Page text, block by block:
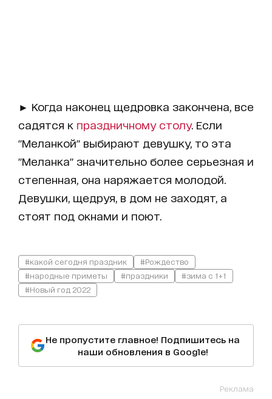
► Когда наконец щедровка закончена, все
садятся к праздничному столу. Если
"Меланкой" выбирают девушку, то эта
"Меланка" значительно более серьезная и
степенная, она наряжается молодой.
Девушки, щедруя, в дом не заходят, а
стоят под окнами и поют.
#какой сегодня праздник
#Рождество
#народные приметы
#праздники
#зима с 1+1
#Новый год 2022
Не пропустите главное! Подпишитесь на
наши обновления в Google!
Реклама